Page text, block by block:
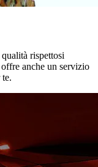
rispettosi
anche un servizio